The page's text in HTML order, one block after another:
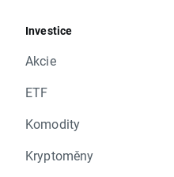
Investice
Akcie
ETF
Komodity
Kryptoměny